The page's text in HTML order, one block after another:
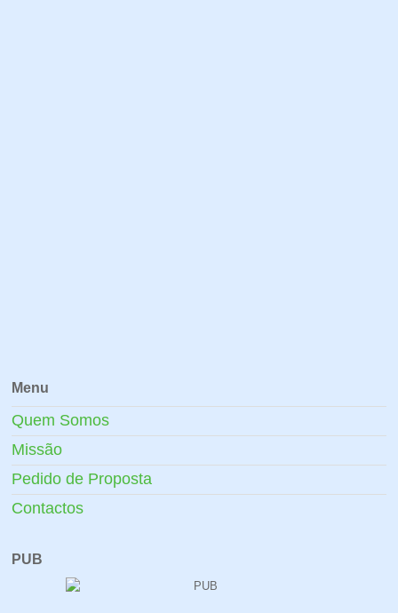
Menu
Quem Somos
Missão
Pedido de Proposta
Contactos
PUB